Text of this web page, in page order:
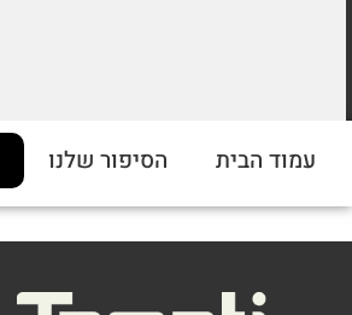
ברכישה מעל 5 קילו. כנסו לראות!
עמוד הבית הסיפור שלנו